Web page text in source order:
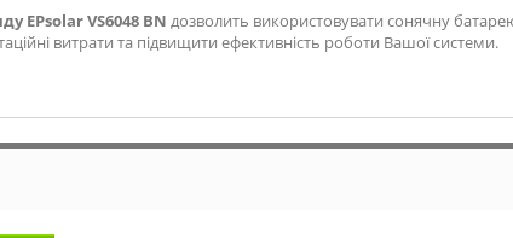
EPsolar VS6048 BN дозволить використовувати сонячну
витрати та підвищити ефективність роботи Вашої системи.